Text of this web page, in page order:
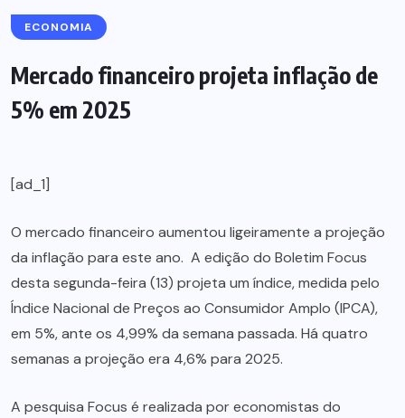
ECONOMIA
Mercado financeiro projeta inflação de
5% em 2025
[ad_1]
O mercado financeiro aumentou ligeiramente a projeção
da inflação para este ano. A edição do Boletim Focus
desta segunda-feira (13) projeta um índice, medida pelo
Índice Nacional de Preços ao Consumidor Amplo (IPCA),
em 5%, ante os 4,99% da semana passada. Há quatro
semanas a projeção era 4,6% para 2025.
A pesquisa Focus é realizada por economistas do